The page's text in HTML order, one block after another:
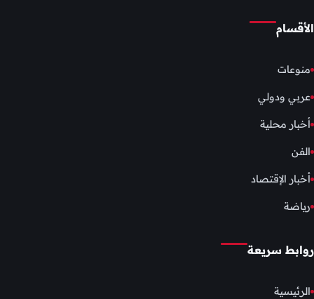
الأقسام
منوعات
عربي ودولي
أخبار محلية
الفن
أخبار الإقتصاد
رياضة
روابط سريعة
الرئيسية